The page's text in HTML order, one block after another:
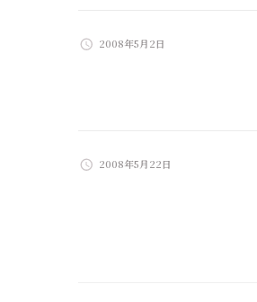
ン2008年5月2日
2008年5月22日